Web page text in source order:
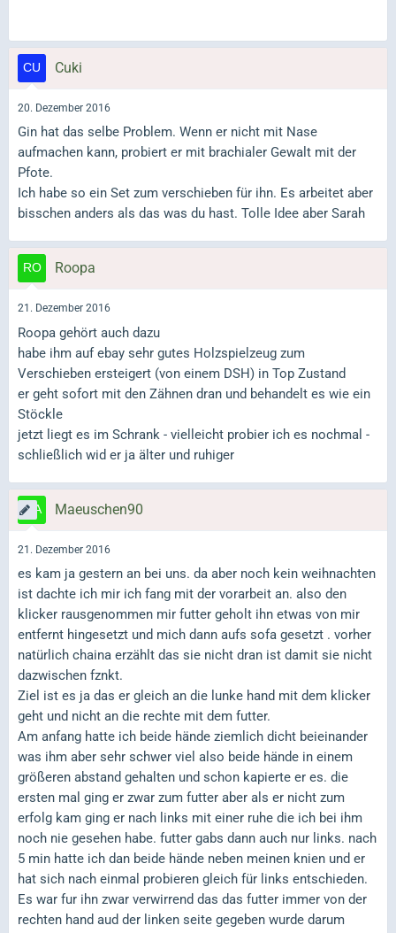
Cuki
20. Dezember 2016
Gin hat das selbe Problem. Wenn er nicht mit Nase
aufmachen kann, probiert er mit brachialer Gewalt mit der
Pfote.
Ich habe so ein Set zum verschieben für ihn. Es arbeitet aber
bisschen anders als das was du hast. Tolle Idee aber Sarah
Roopa
21. Dezember 2016
Roopa gehört auch dazu
habe ihm auf ebay sehr gutes Holzspielzeug zum
Verschieben ersteigert (von einem DSH) in Top Zustand
er geht sofort mit den Zähnen dran und behandelt es wie ein
Stöckle
jetzt liegt es im Schrank - vielleicht probier ich es nochmal -
schließlich wid er ja älter und ruhiger
Maeuschen90
21. Dezember 2016
es kam ja gestern an bei uns. da aber noch kein weihnachten
ist dachte ich mir ich fang mit der vorarbeit an. also den
klicker rausgenommen mir futter geholt ihn etwas von mir
entfernt hingesetzt und mich dann aufs sofa gesetzt . vorher
natürlich chaina erzählt das sie nicht dran ist damit sie nicht
dazwischen fznkt.
Ziel ist es ja das er gleich an die lunke hand mit dem klicker
geht und nicht an die rechte mit dem futter.
Am anfang hatte ich beide hände ziemlich dicht beieinander
was ihm aber sehr schwer viel also beide hände in einem
größeren abstand gehalten und schon kapierte er es. die
ersten mal ging er zwar zum futter aber als er nicht zum
erfolg kam ging er nach links mit einer ruhe die ich bei ihm
noch nie gesehen habe. futter gabs dann auch nur links. nach
5 min hatte ich dan beide hände neben meinen knien und er
hat sich nach einmal probieren gleich für links entschieden.
Es war fur ihn zwar verwirrend das das futter immer von der
rechten hand aud der linken seite gegeben wurde darum